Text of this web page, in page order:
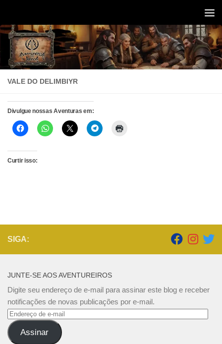
VALE DO DELIMBIYR
Divulgue nossas Aventuras em:
Curtir isso:
SIGA:
JUNTE-SE AOS AVENTUREIROS
Digite seu endereço de e-mail para assinar este blog e receber
notificações de novas publicações por e-mail.
Endereço
de
e-
Assinar